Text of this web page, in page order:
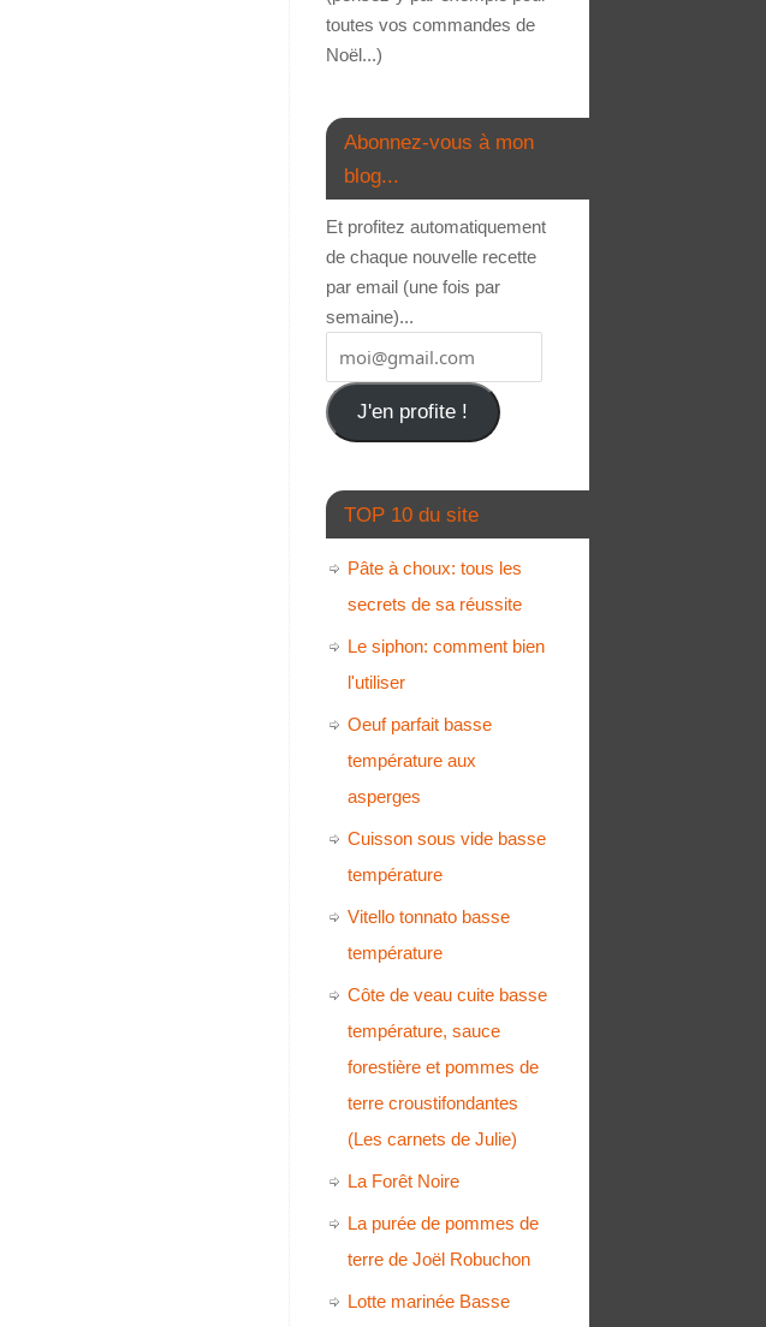
toutes vos commandes de
Noël...)
Abonnez-vous à mon
blog...
Et profitez automatiquement
de chaque nouvelle recette
par email (une fois par
semaine)...
J'en profite !
TOP 10 du site
Pâte à choux: tous les
secrets de sa réussite
Le siphon: comment bien
l'utiliser
Oeuf parfait basse
température aux
asperges
Cuisson sous vide basse
température
Vitello tonnato basse
température
Côte de veau cuite basse
température, sauce
forestière et pommes de
terre croustifondantes
(Les carnets de Julie)
La Forêt Noire
La purée de pommes de
terre de Joël Robuchon
Lotte marinée Basse